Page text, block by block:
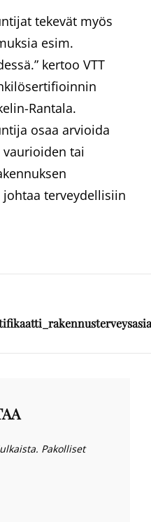
tekevät myös
esim.
kertoo VTT
Rantala.
osaa arvioida
tai
terveydellisiin
Pakolliset